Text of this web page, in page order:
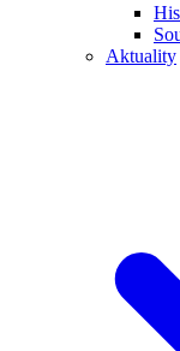
Aktuality